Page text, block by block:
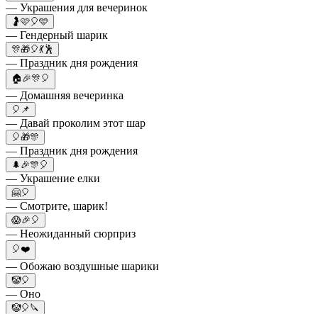
— Украшения для вечеринок
🤰🩷🎈🩵
— Гендерный шарик
🎊🎁🎈💃🕺
— Праздник дня рождения
🏠🎉🎊🎈
— Домашняя вечеринка
🎈📌
— Давай проколим этот шар
🎈🎁🎊
— Праздник дня рождения
🌲🎉🎊🎈
— Украшение елки
🤗🎈
— Смотрите, шарик!
😱🎉🎈
— Неожиданный сюрприз
🎈❤️
— Обожаю воздушные шарики
🤡🎈
— Оно
🤡🎈🔪